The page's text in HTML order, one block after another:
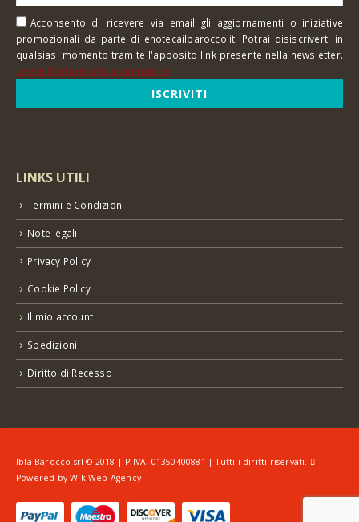
Acconsento di ricevere via email gli aggiornamenti o iniziative
promozionali da parte di enotecailbarocco.it. Potrai disiscriverti in
qualsiasi momento tramite l'apposito link presente nella newsletter.
Leggi l'informativa completa
LINKS UTILI
Termini e Condizioni
Note legali
Privacy Policy
Cookie Policy
Il mio account
Spedizioni
Diritto di Recesso
Ibla Barocco srl © 2018 | P:IVA: 01350400881 | Tutti i diritti riservati.
Powered byWikiWeb Agency